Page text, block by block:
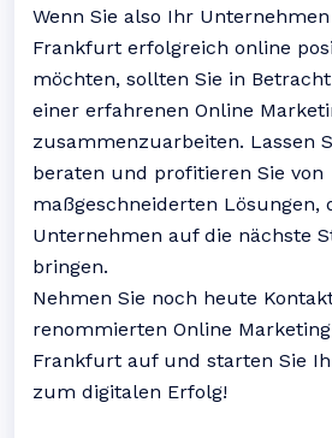
Wenn Sie also Ihr
Frankfurt erfolgreich online
möchten, sollten Sie in
einer erfahrenen Online
zusammenzuarbeiten. Lassen
beraten und profitieren Sie von
maßgeschneiderten Lösungen,
Unternehmen auf die nächste
bringen.
Nehmen Sie noch heute
renommierten Online
Frankfurt auf und starten Sie
zum digitalen Erfolg!